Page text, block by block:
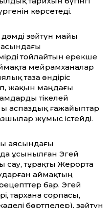
көрсетеді.
зәйтүн майы
тойлайтын ерекше
мейрамханалар
таза өндіріс
жақын маңдағы
тікелей
аспаздық ғажайыптар
жұмыс істейді.
аясындағы
ұсынылған Эгей
сау, тұрақты Жерорта
аймақтың
бар. Эгей
тархана сорпасы,
бөртпелер), зәйтүн